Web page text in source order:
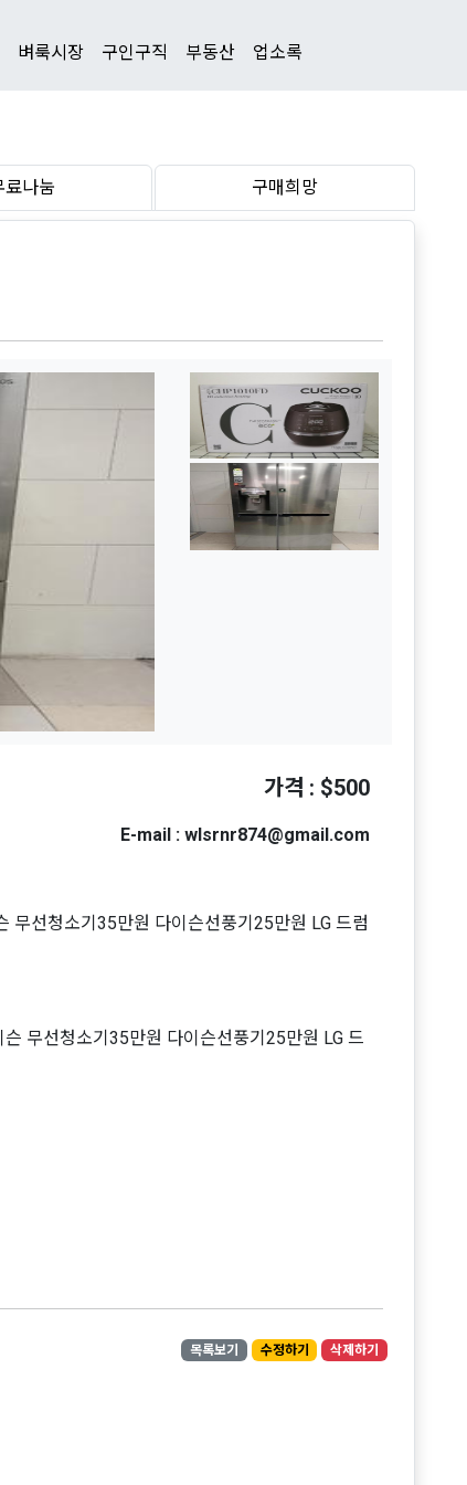
벼룩시장 구인구직 부동산 업소록
료나눔 구매희망
가격 : $500
E-mail : wlsrnr874@gmail.com
무선청소기35만원 다이슨선풍기25만원 LG 드럼
무선청소기35만원 다이슨선풍기25만원 LG 드
목록보기 수정하기 삭제하기